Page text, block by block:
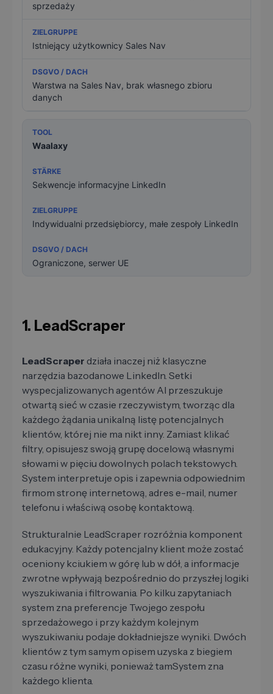
sprzedaży
Istniejący użytkownicy Sales Nav
Warstwa na Sales Nav, brak własnego zbioru
danych
Waalaxy
Sekwencje informacyjne LinkedIn
Indywidualni przedsiębiorcy, małe zespoły LinkedIn
Ograniczone, serwer UE
1. LeadScraper
LeadScraper działa inaczej niż klasyczne
narzędzia bazodanowe LinkedIn. Setki
wyspecjalizowanych agentów AI przeszukuje
otwartą sieć w czasie rzeczywistym, tworząc dla
każdego żądania unikalną listę potencjalnych
klientów, której nie ma nikt inny. Zamiast klikać
filtry, opisujesz swoją grupę docelową własnymi
słowami w pięciu dowolnych polach tekstowych.
System interpretuje opis i zapewnia odpowiednim
firmom stronę internetową, adres e-mail, numer
telefonu i właściwą osobę kontaktową.
Strukturalnie LeadScraper rozróżnia komponent
edukacyjny. Każdy potencjalny klient może zostać
oceniony kciukiem w górę lub w dół, a informacje
zwrotne wpływają bezpośrednio do przyszłej logiki
wyszukiwania i filtrowania. Po kilku zapytaniach
system zna preferencje Twojego zespołu
sprzedażowego i przy każdym kolejnym
wyszukiwaniu podaje dokładniejsze wyniki. Dwóch
klientów z tym samym opisem uzyska z biegiem
czasu różne wyniki, ponieważ tamSystem zna
każdego klienta.